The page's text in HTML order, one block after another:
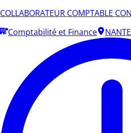
COLLABORATEUR COMPTABLE
Comptabilité et Finance